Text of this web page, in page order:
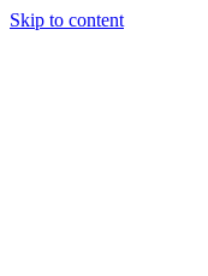
Skip to content